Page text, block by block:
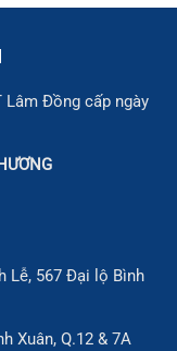
Lâm Đồng cấp ngày
Lễ, 567 Đại lộ Bình
Xuân, Q.12 & 7A